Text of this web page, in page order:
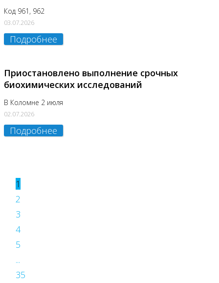
Код 961, 962
03.07.2026
Подробнее
Приостановлено выполнение срочных
биохимических исследований
В Коломне 2 июля
02.07.2026
Подробнее
1
2
3
4
5
...
35